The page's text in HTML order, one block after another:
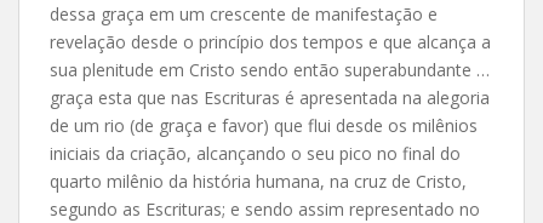
dessa graça em um crescente de manifestação e
revelação desde o princípio dos tempos e que alcança a
sua plenitude em Cristo sendo então superabundante …
graça esta que nas Escrituras é apresentada na alegoria
de um rio (de graça e favor) que flui desde os milênios
iniciais da criação, alcançando o seu pico no final do
quarto milênio da história humana, na cruz de Cristo,
segundo as Escrituras; e sendo assim representado no